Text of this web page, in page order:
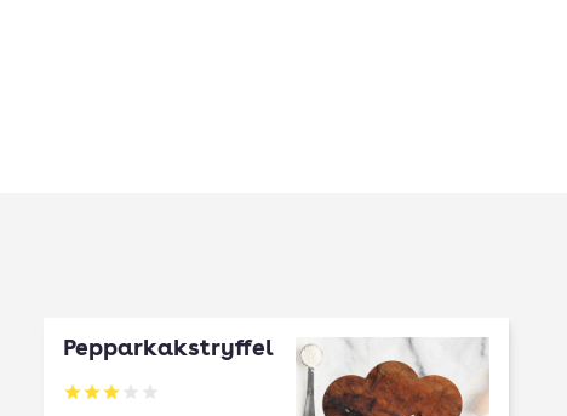
Pepparkakstryffel
Betyg: 3 av 5